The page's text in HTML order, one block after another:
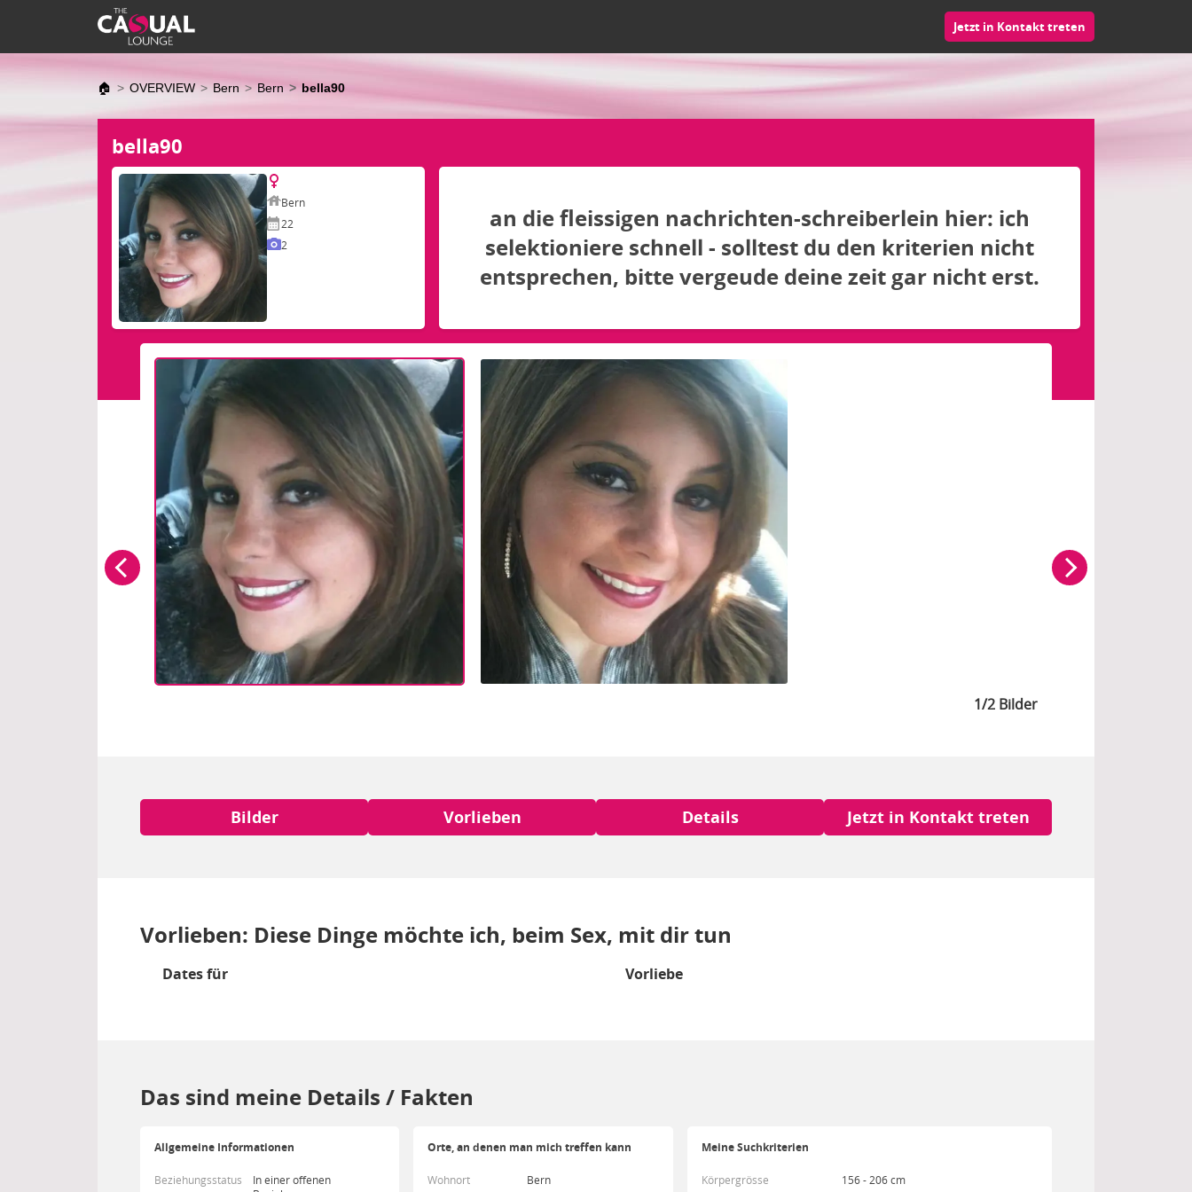
Jetzt in Kontakt treten
🏠 OVERVIEW Bern Bern bella90
bella90
Bern
22
2
an die fleissigen nachrichten-schreiberlein hier: ich
selektioniere schnell - solltest du den kriterien nicht
entsprechen, bitte vergeude deine zeit gar nicht erst.
1/2 Bilder
Bilder Vorlieben Details Jetzt in Kontakt treten
Vorlieben: Diese Dinge möchte ich, beim Sex, mit dir tun
Dates für Vorliebe
Das sind meine Details / Fakten
Allgemeine Informationen
Beziehungsstatus
In einer offenen
Orte, an denen man mich treffen kann
Wohnort Bern
Meine Suchkriterien
Körpergrösse 156 - 206 cm